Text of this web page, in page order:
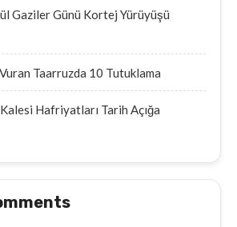
Gaziler Günü Kortej Yürüyüşü
Taarruzda 10 Tutuklama
Hafriyatları Tarih Açığa